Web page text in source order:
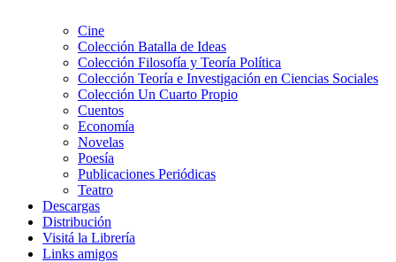
Cine
Colección Batalla de Ideas
Colección Filosofía y Teoría Política
Colección Teoría e Investigación en Ciencias Sociales
Colección Un Cuarto Propio
Cuentos
Economía
Novelas
Poesía
Publicaciones Periódicas
Teatro
Descargas
Distribución
Visitá la Librería
Links amigos